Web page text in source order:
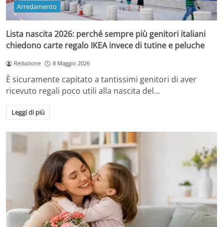
Arredamento
Lista nascita 2026: perché sempre più genitori italiani
chiedono carte regalo IKEA invece di tutine e peluche
Redazione 8 Maggio 2026
È sicuramente capitato a tantissimi genitori di aver
ricevuto regali poco utili alla nascita del…
Leggi di più